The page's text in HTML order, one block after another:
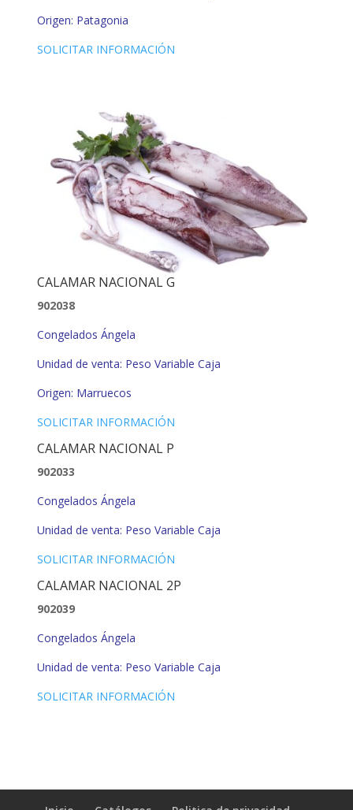
Origen: Patagonia
SOLICITAR INFORMACIÓN
CALAMAR NACIONAL G
902038
Congelados Ángela
Unidad de venta: Peso Variable Caja
Origen: Marruecos
SOLICITAR INFORMACIÓN
CALAMAR NACIONAL P
902033
Congelados Ángela
Unidad de venta: Peso Variable Caja
SOLICITAR INFORMACIÓN
CALAMAR NACIONAL 2P
902039
Congelados Ángela
Unidad de venta: Peso Variable Caja
SOLICITAR INFORMACIÓN